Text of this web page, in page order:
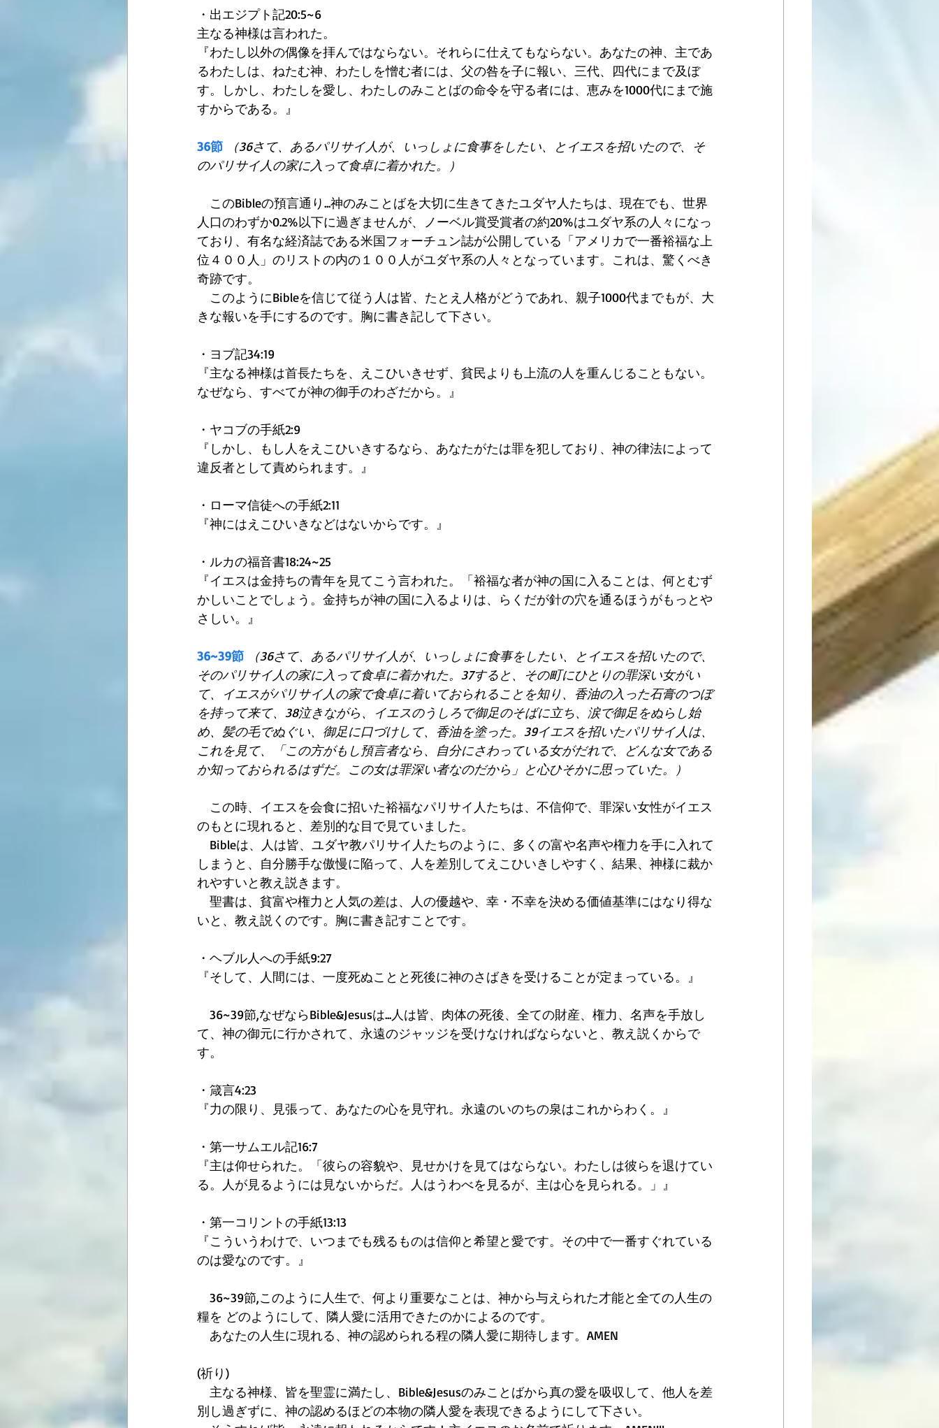
・出エジプト記20:5~6
主なる神様は言われた。
『わたし以外の偶像を拝んではならない。それらに仕えてもならない。あなたの神、主であ
るわたしは、ねたむ神、わたしを憎む者には、父の咎を子に報い、三代、四代にまで及ぼ
す。しかし、わたしを愛し、わたしのみことばの命令を守る者には、恵みを1000代にまで施
すからである。』
36節
（36さて、あるパリサイ人が、いっしょに食事をしたい、とイエスを招いたので、そ
のパリサイ人の家に入って食卓に着かれた。）
このBibleの預言通り...神のみことばを大切に生きてきたユダヤ人たちは、現在でも、世界
人口のわずか0.2%以下に過ぎませんが、ノーベル賞受賞者の約20%はユダヤ系の人々になっ
ており、有名な経済誌である米国フォーチュン誌が公開している「アメリカで一番裕福な上
位４００人」のリストの内の１００人がユダヤ系の人々となっています。これは、驚くべき
奇跡です。
このようにBibleを信じて従う人は皆、たとえ人格がどうであれ、親子1000代までもが、大
きな報いを手にするのです。胸に書き記して下さい。
・ヨブ記34:19
『主なる神様は首長たちを、えこひいきせず、貧民よりも上流の人を重んじることもない。
なぜなら、すべてが神の御手のわざだから。』
・ヤコブの手紙2:9
『しかし、もし人をえこひいきするなら、あなたがたは罪を犯しており、神の律法によって
違反者として責められます。』
・ローマ信徒への手紙2:11
『神にはえこひいきなどはないからです。』
・ルカの福音書18:24~25
『イエスは金持ちの青年を見てこう言われた。「裕福な者が神の国に入ることは、何とむず
かしいことでしょう。金持ちが神の国に入るよりは、らくだが針の穴を通るほうがもっとや
さしい。』
36~39節
（36さて、あるパリサイ人が、いっしょに食事をしたい、とイエスを招いたので、
そのパリサイ人の家に入って食卓に着かれた。37すると、その町にひとりの罪深い女がい
て、イエスがパリサイ人の家で食卓に着いておられることを知り、香油の入った石膏のつぼ
を持って来て、38泣きながら、イエスのうしろで御足のそばに立ち、涙で御足をぬらし始
め、髪の毛でぬぐい、御足に口づけして、香油を塗った。39イエスを招いたパリサイ人は、
これを見て、「この方がもし預言者なら、自分にさわっている女がだれで、どんな女である
か知っておられるはずだ。この女は罪深い者なのだから」と心ひそかに思っていた。）
この時、イエスを会食に招いた裕福なパリサイ人たちは、不信仰で、罪深い女性がイエス
のもとに現れると、差別的な目で見ていました。
Bibleは、人は皆、ユダヤ教パリサイ人たちのように、多くの富や名声や権力を手に入れて
しまうと、自分勝手な傲慢に陥って、人を差別してえこひいきしやすく、結果、神様に裁か
れやすいと教え説きます。
聖書は、貧富や権力と人気の差は、人の優越や、幸・不幸を決める価値基準にはなり得な
いと、教え説くのです。胸に書き記すことです。
・ヘブル人への手紙9:27
『そして、人間には、一度死ぬことと死後に神のさばきを受けることが定まっている。』
36~39節,なぜならBible&Jesusは...人は皆、肉体の死後、全ての財産、権力、名声を手放し
て、神の御元に行かされて、永遠のジャッジを受けなければならないと、教え説くからで
す。
・箴言4:23
『力の限り、見張って、あなたの心を見守れ。永遠のいのちの泉はこれからわく。』
・第一サムエル記16:7
『主は仰せられた。「彼らの容貌や、見せかけを見てはならない。わたしは彼らを退けてい
る。人が見るようには見ないからだ。人はうわべを見るが、主は心を見られる。」』
・第一コリントの手紙13:13
『こういうわけで、いつまでも残るものは信仰と希望と愛です。その中で一番すぐれている
のは愛なのです。』
36~39節,このように人生で、何より重要なことは、神から与えられた才能と全ての人生の
糧を どのようにして、隣人愛に活用できたのかによるのです。
あなたの人生に現れる、神の認められる程の隣人愛に期待します。AMEN
(祈り)
主なる神様、皆を聖霊に満たし、Bible&Jesusのみことばから真の愛を吸収して、他人を差
別し過ぎずに、神の認めるほどの本物の隣人愛を表現できるようにして下さい。